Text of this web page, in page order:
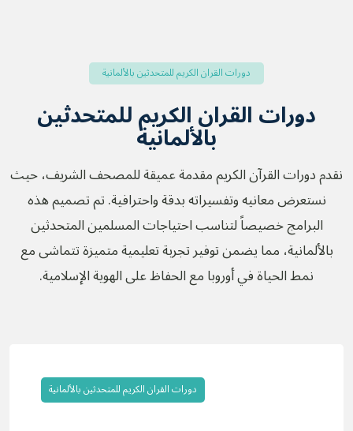
دورات القران الكريم للمتحدثين بالألمانية
دورات القران الكريم للمتحدثين
بالألمانية
نقدم دورات القرآن الكريم مقدمة عميقة للمصحف الشريف، حيث
نستعرض معانيه وتفسيراته بدقة واحترافية. تم تصميم هذه
البرامج خصيصاً لتناسب احتياجات المسلمين المتحدثين
بالألمانية، مما يضمن توفير تجربة تعليمية متميزة تتماشى مع
نمط الحياة في أوروبا مع الحفاظ على الهوية الإسلامية.
دورات القران الكريم للمتحدثين بالألمانية